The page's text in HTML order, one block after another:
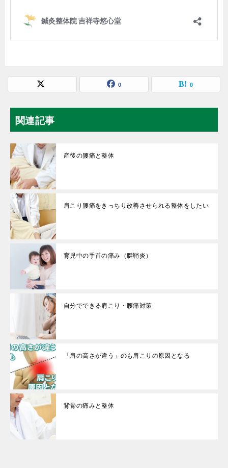
0 0
関連記事
産後の腰痛と整体
肩こり腰痛をきっちり改善させられる整体をしたい
育児中の手首の痛み（腱鞘炎）
自分でできる肩こり・腰痛対策
「肩の高さが違う」のも肩こりの原因となる
背骨の痛みと整体